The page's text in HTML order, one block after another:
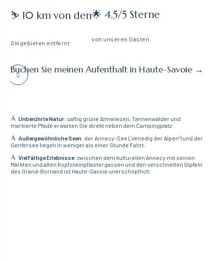
⛷️ 10 km von den
Skigebieten entfernt
🌟 4,5/5 Sterne
von unseren Gästen
Buchen Sie meinen Aufenthalt in Haute-Savoie →
Unberührte Natur: saftig grüne Almwiesen, Tannenwälder und
markierte Pfade erwarten Sie direkt neben dem Campingplatz.
Außergewöhnliche Seen: der Annecy-See („Venedig der Alpen“) und der
Genfersee liegen in weniger als einer Stunde Fahrt.
Vielfältige Erlebnisse: zwischen dem kulturellen Annecy mit seinen
Märkten und alten Kopfsteinpflastergassen und den verschneiten Gipfeln
des Grand-Bornand ist Haute-Savoie unerschöpflich.